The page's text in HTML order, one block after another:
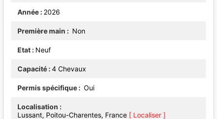
Année 2026
Première main Non
Etat Neuf
Capacité 4 Chevaux
Permis spécifique Oui
Localisation
Lussant, Poitou-Charentes, France [ Localiser ]